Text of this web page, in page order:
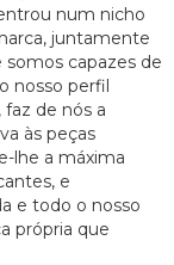
num nicho
juntamente
capazes de
nosso perfil
de nós a
às peças
lhe a máxima
e
e todo o nosso
própria que